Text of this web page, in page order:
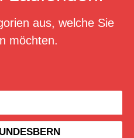
aus, welche Sie
möchten.